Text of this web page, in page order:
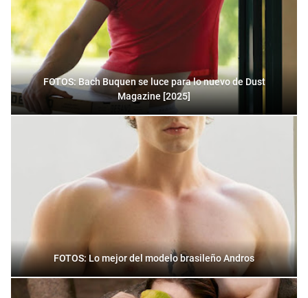
FOTOS: Bach Buquen se luce para lo nuevo de Dust
Magazine [2025]
FOTOS: Lo mejor del modelo brasileño Andros